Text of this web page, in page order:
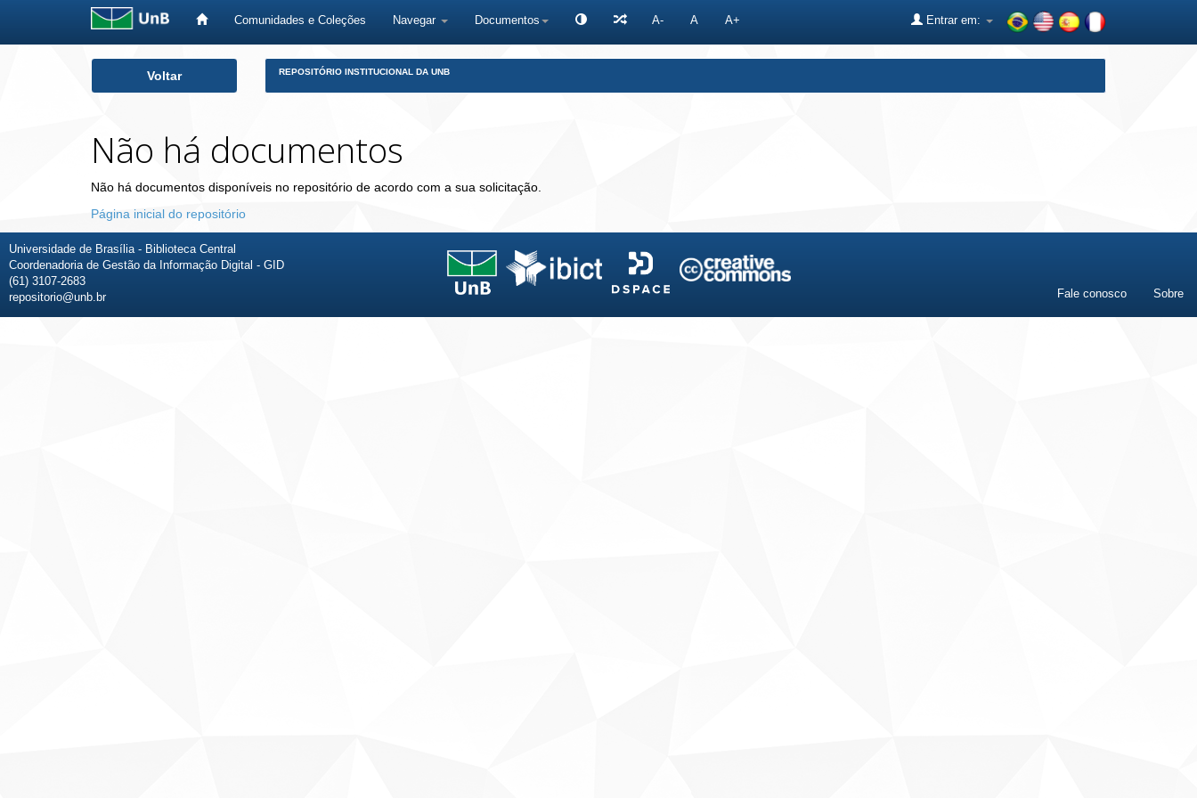
Comunidades e Coleções Navegar Documentos A- A A+ Entrar em:
Voltar REPOSITÓRIO INSTITUCIONAL DA UNB
Não há documentos
Não há documentos disponíveis no repositório de acordo com a sua solicitação.
Página inicial do repositório
Universidade de Brasília - Biblioteca Central
Coordenadoria de Gestão da Informação Digital - GID
(61) 3107-2683
repositorio@unb.br
Fale conosco Sobre